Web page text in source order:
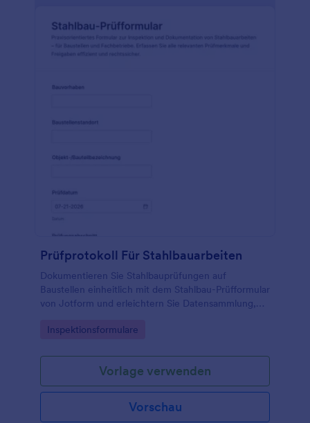
Prüfprotokoll Für Stahlbauarbeiten
Dokumentieren Sie Stahlbauprüfungen auf
Baustellen einheitlich mit dem Stahlbau-Prüfformular
von Jotform und erleichtern Sie Datensammlung,
Bauleitung und Fachbetriebe.
Go to Category:
Inspektionsformulare
Vorlage verwenden
Vorschau